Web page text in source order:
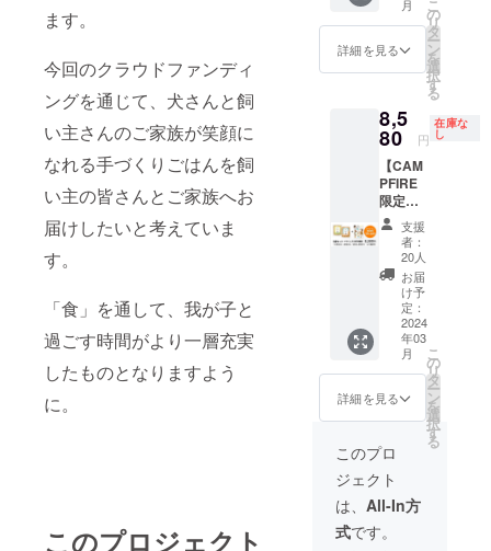
ます。
今回のクラウドファンディ
ングを通じて、犬さんと飼
い主さんのご家族が笑顔に
なれる手づくりごはんを飼
い主の皆さんとご家族へお
届けしたいと考えていま
す。
「食」を通して、我が子と
過ごす時間がより一層充実
したものとなりますよう
に。
このプロジェクト
た、う
たっぷ
りの定
す。 ＜
お魚ご
はん
（鮭）
＞ 国産
の白鮭
をぜい
たくに
使っ
た、お
肉が苦
手な犬
さんに
も安心
のヘル
シピで
す。 ※
量：
100g/袋
※原材料
などの
情報は
プロ
ごは
魚
（鮭）
ずつ
（計16
袋）」
・オン
ライン
カウン
セリン
グは45
分以降
は10分
延長に
つき延
長料金
1,100円
がかか
す。 ・
オンラ
ツール
はzoom
を使用
しま
す。 ・
延長料
を各8袋
ずつ
（計16
ト（定
期便）
を毎月1
回お届
け ✕
12ヶ月
分」の
セット
となり
ます。
・2回目
以降の
お届け
は初回
セット
日から
起算し
て約1ヶ
月ごと
のお届
けとな
りま
定期便
さい：
「お肉
（鶏）
✕ 4袋」
（鮭）
ごはん
✕ 4袋」
「お肉
（鶏）
ごは
ん・お
（鮭）
ごはん
を各2袋
ずつ
（計4
袋）」
【お召
し上が
り方・
安】 商
けの際
に同梱
される
冊子に
ん」4袋
セット
★予定
販売価
格
円/2024
年3月中
旬発売
開始予
定）の
▲10%
OFFで
お試し
いただ
ける
CAMPF
IRE特別
価格の
セット
です。
※レシピ
をお選
「お肉
（鶏）
ごはん
✕ 4袋」
「お魚
（鮭）
月
詳細を見る
こ
の
リ
タ
ー
ン
を
選
択
す
る
8,5
80 円
在庫な
し
【CAM
PFIRE
限定
セッ
ト：
▲10%
OFF＋
特典】
「獣医
師 林美
彩の長
生き犬
ごは
ん」8袋
セット
＋ 獣医
師林美
彩先生
のサイ
ン入り
新刊書
籍付き
支援
者：
20人
お届
け予
定：
2024
年03
月
詳細を見る
こ
の
リ
タ
ー
ン
を
選
択
す
る
このプロ
ジェクト
は、 All-In方
式です。